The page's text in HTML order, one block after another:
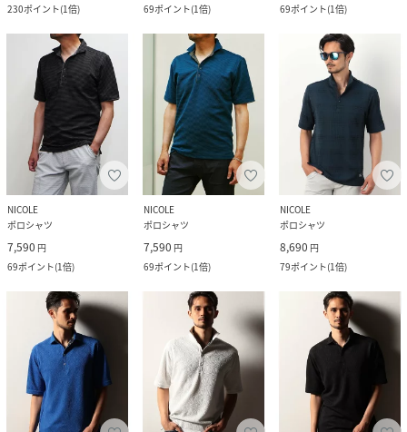
230ポイント(1倍)
69ポイント(1倍)
69ポイント(1倍)
NICOLE
ポロシャツ
7,590 円
69ポイント(1倍)
NICOLE
ポロシャツ
7,590 円
69ポイント(1倍)
NICOLE
ポロシャツ
8,690 円
79ポイント(1倍)